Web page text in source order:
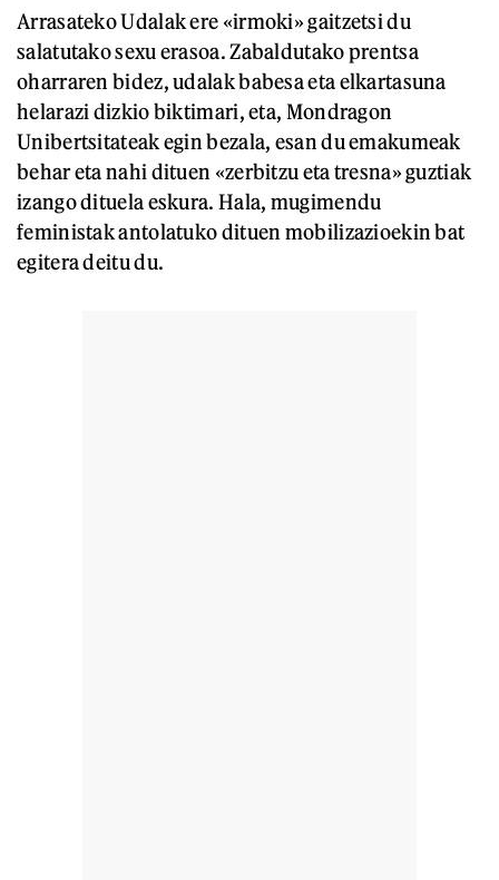
Arrasateko Udalak ere «irmoki» gaitzetsi du
salatutako sexu erasoa. Zabaldutako prentsa
oharraren bidez, udalak babesa eta elkartasuna
helarazi dizkio biktimari, eta, Mondragon
Unibertsitateak egin bezala, esan du emakumeak
behar eta nahi dituen «zerbitzu eta tresna» guztiak
izango dituela eskura. Hala, mugimendu
feministak antolatuko dituen mobilizazioekin bat
egitera deitu du.